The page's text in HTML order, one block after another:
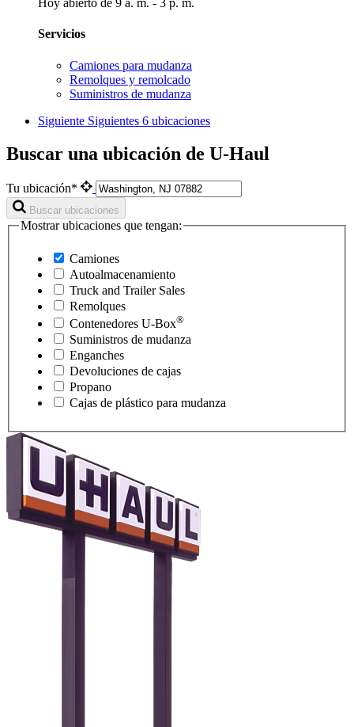
Hoy abierto de 9 a. m. - 3 p. m.
Servicios
Camiones para mudanza
Remolques y remolcado
Suministros de mudanza
Siguiente Siguientes 6 ubicaciones
Buscar una ubicación de U-Haul
Tu ubicación*
Buscar ubicaciones
Mostrar ubicaciones que tengan:
Camiones
Autoalmacenamiento
Truck and Trailer Sales
Remolques
Contenedores U-Box®
Suministros de mudanza
Enganches
Devoluciones de cajas
Propano
Cajas de plástico para mudanza